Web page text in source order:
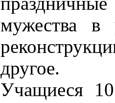
мужества в
другое.
Учащиеся